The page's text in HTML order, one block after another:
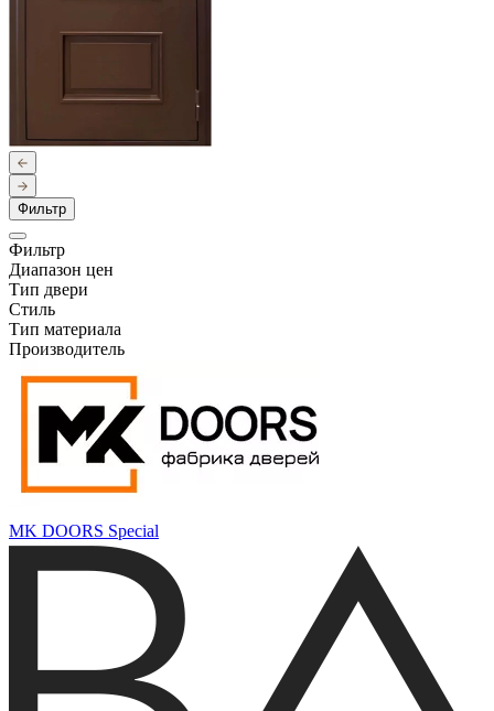
Фильтр
Фильтр
Диапазон цен
Тип двери
Стиль
Тип материала
Производитель
MK DOORS Special